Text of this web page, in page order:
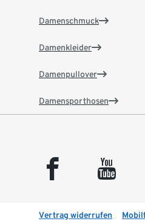
Damenschmuck
Damenkleider
Damenpullover
Damensporthosen
facebook youtube
Vertrag widerrufen